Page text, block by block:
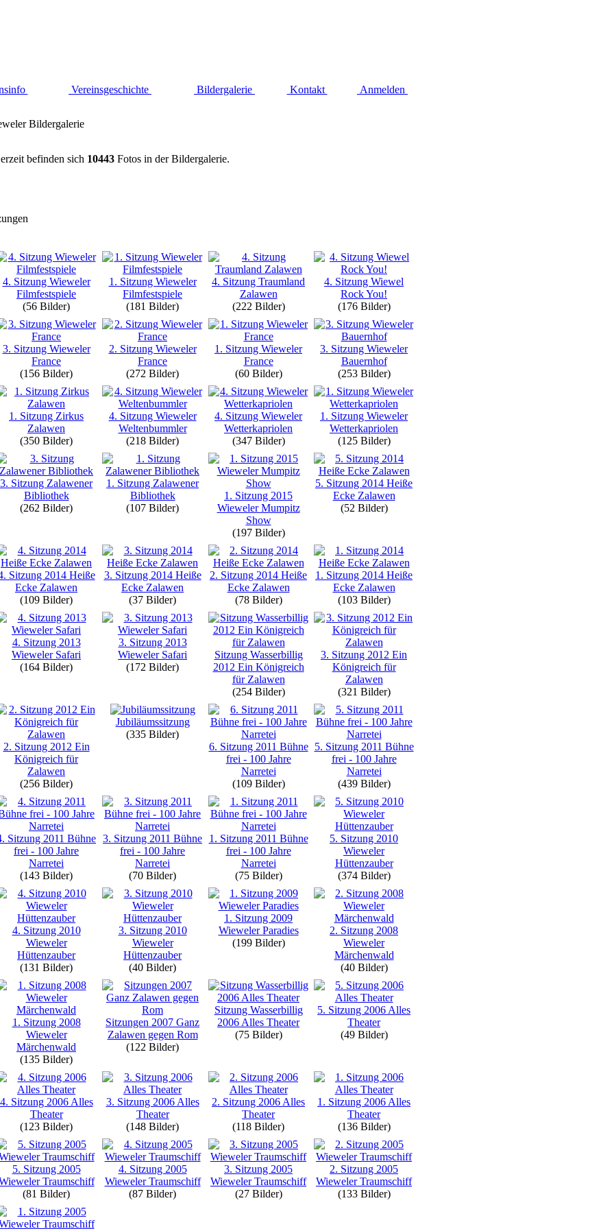
Vereinsgeschichte Bildergalerie Kontakt Anmelden
Bildergalerie
befinden sich 10443 Fotos in der Bildergalerie.
4. Sitzung Wieweler
Filmfestspiele
(56 Bilder)
1. Sitzung Wieweler
Filmfestspiele
(181 Bilder)
4. Sitzung Traumland
Zalawen
(222 Bilder)
4. Sitzung Wiewel
Rock You!
(176 Bilder)
3. Sitzung Wieweler
France
(156 Bilder)
2. Sitzung Wieweler
France
(272 Bilder)
1. Sitzung Wieweler
France
(60 Bilder)
3. Sitzung Wieweler
Bauernhof
(253 Bilder)
1. Sitzung Zirkus
Zalawen
(350 Bilder)
4. Sitzung Wieweler
Weltenbummler
(218 Bilder)
4. Sitzung Wieweler
Wetterkapriolen
(347 Bilder)
1. Sitzung Wieweler
Wetterkapriolen
(125 Bilder)
3. Sitzung Zalawener
Bibliothek
(262 Bilder)
1. Sitzung Zalawener
Bibliothek
(107 Bilder)
1. Sitzung 2015
Wieweler Mumpitz
Show
(197 Bilder)
5. Sitzung 2014 Heiße
Ecke Zalawen
(52 Bilder)
Sitzung 2014 Heiße
Ecke Zalawen
(109 Bilder)
3. Sitzung 2014 Heiße
Ecke Zalawen
(37 Bilder)
2. Sitzung 2014 Heiße
Ecke Zalawen
(78 Bilder)
1. Sitzung 2014 Heiße
Ecke Zalawen
(103 Bilder)
4. Sitzung 2013
Wieweler Safari
(164 Bilder)
3. Sitzung 2013
Wieweler Safari
(172 Bilder)
Sitzung Wasserbillig
2012 Ein Königreich
für Zalawen
(254 Bilder)
3. Sitzung 2012 Ein
Königreich für
Zalawen
(321 Bilder)
2. Sitzung 2012 Ein
Königreich für
Zalawen
(256 Bilder)
Jubiläumssitzung
(335 Bilder)
6. Sitzung 2011 Bühne
frei - 100 Jahre
Narretei
(109 Bilder)
5. Sitzung 2011 Bühne
frei - 100 Jahre
Narretei
(439 Bilder)
Sitzung 2011 Bühne
frei - 100 Jahre
Narretei
(143 Bilder)
3. Sitzung 2011 Bühne
frei - 100 Jahre
Narretei
(70 Bilder)
1. Sitzung 2011 Bühne
frei - 100 Jahre
Narretei
(75 Bilder)
5. Sitzung 2010
Wieweler
Hüttenzauber
(374 Bilder)
4. Sitzung 2010
Wieweler
Hüttenzauber
(131 Bilder)
3. Sitzung 2010
Wieweler
Hüttenzauber
(40 Bilder)
1. Sitzung 2009
Wieweler Paradies
(199 Bilder)
2. Sitzung 2008
Wieweler
Märchenwald
(40 Bilder)
1. Sitzung 2008
Wieweler
Märchenwald
(135 Bilder)
Sitzungen 2007 Ganz
Zalawen gegen Rom
(122 Bilder)
Sitzung Wasserbillig
2006 Alles Theater
(75 Bilder)
5. Sitzung 2006 Alles
Theater
(49 Bilder)
4. Sitzung 2006 Alles
Theater
(123 Bilder)
3. Sitzung 2006 Alles
Theater
(148 Bilder)
2. Sitzung 2006 Alles
Theater
(118 Bilder)
1. Sitzung 2006 Alles
Theater
(136 Bilder)
5. Sitzung 2005
Traumschiff
(81 Bilder)
4. Sitzung 2005
Wieweler Traumschiff
(87 Bilder)
3. Sitzung 2005
Wieweler Traumschiff
(27 Bilder)
2. Sitzung 2005
Wieweler Traumschiff
(133 Bilder)